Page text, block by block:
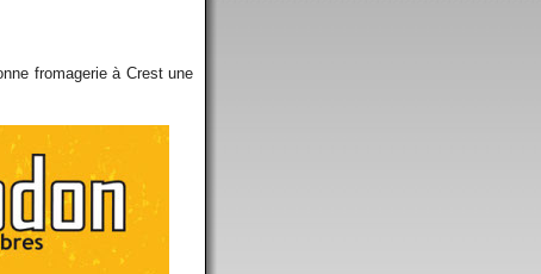
fromagerie à Crest une